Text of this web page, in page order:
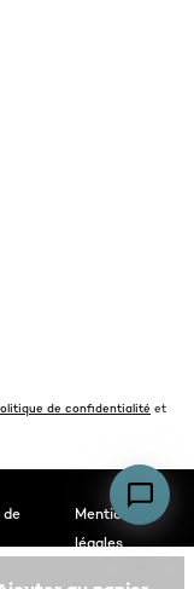
de confidentialité et
Mentions
légales